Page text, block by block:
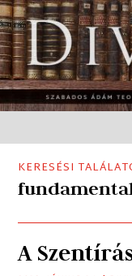
KERESÉSI
A